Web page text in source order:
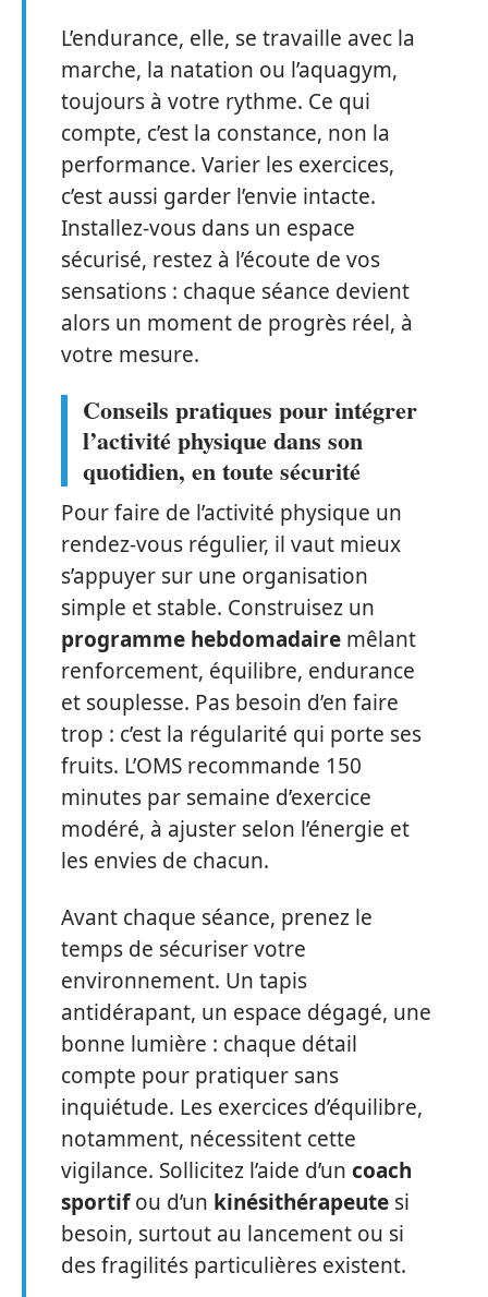
L’endurance, elle, se travaille avec la
marche, la natation ou l’aquagym,
toujours à votre rythme. Ce qui
compte, c’est la constance, non la
performance. Varier les exercices,
c’est aussi garder l’envie intacte.
Installez-vous dans un espace
sécurisé, restez à l’écoute de vos
sensations : chaque séance devient
alors un moment de progrès réel, à
votre mesure.
Conseils pratiques pour intégrer
l’activité physique dans son
quotidien, en toute sécurité
Pour faire de l’activité physique un
rendez-vous régulier, il vaut mieux
s’appuyer sur une organisation
simple et stable. Construisez un
programme hebdomadaire mêlant
renforcement, équilibre, endurance
et souplesse. Pas besoin d’en faire
trop : c’est la régularité qui porte ses
fruits. L’OMS recommande 150
minutes par semaine d’exercice
modéré, à ajuster selon l’énergie et
les envies de chacun.
Avant chaque séance, prenez le
temps de sécuriser votre
environnement. Un tapis
antidérapant, un espace dégagé, une
bonne lumière : chaque détail
compte pour pratiquer sans
inquiétude. Les exercices d’équilibre,
notamment, nécessitent cette
vigilance. Sollicitez l’aide d’un coach
sportifou d’un kinésithérapeute si
besoin, surtout au lancement ou si
des fragilités particulières existent.